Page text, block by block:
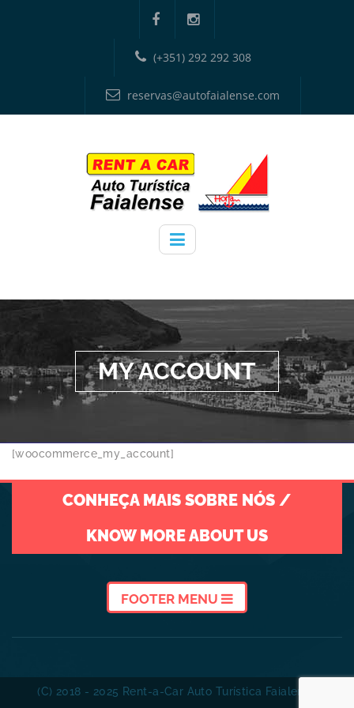
(+351) 292 292 308
reservas@autofaialense.com
MY ACCOUNT
[woocommerce_my_account]
CONHEÇA MAIS SOBRE NÓS /
KNOW MORE ABOUT US
FOOTER MENU
(C) 2018 - 2025 Rent-a-Car Auto Turística Faialense